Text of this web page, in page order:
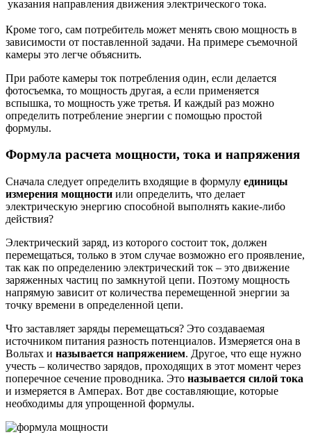
указания направления движения электрического тока.
Кроме того, сам потребитель может менять свою мощность в
зависимости от поставленной задачи. На примере съемочной
камеры это легче объяснить.
При работе камеры ток потребления один, если делается
фотосъемка, то мощность другая, а если применяется
вспышка, то мощность уже третья. И каждый раз можно
определить потребление энергии с помощью простой
формулы.
Формула расчета мощности, тока и напряжения
Сначала следует определить входящие в формулу единицы
измерения мощности или определить, что делает
электрическую энергию способной выполнять какие-либо
действия?
Электрический заряд, из которого состоит ток, должен
перемещаться, только в этом случае возможно его проявление,
так как по определению электрический ток – это движение
заряженных частиц по замкнутой цепи. Поэтому мощность
напрямую зависит от количества перемещенной энергии за
точку времени в определенной цепи.
Что заставляет заряды перемещаться? Это создаваемая
источником питания разность потенциалов. Измеряется она в
Вольтах и называется напряжением. Другое, что еще нужно
учесть – количество зарядов, проходящих в этот момент через
поперечное сечение проводника. Это называется силой тока
и измеряется в Амперах. Вот две составляющие, которые
необходимы для упрощенной формулы.